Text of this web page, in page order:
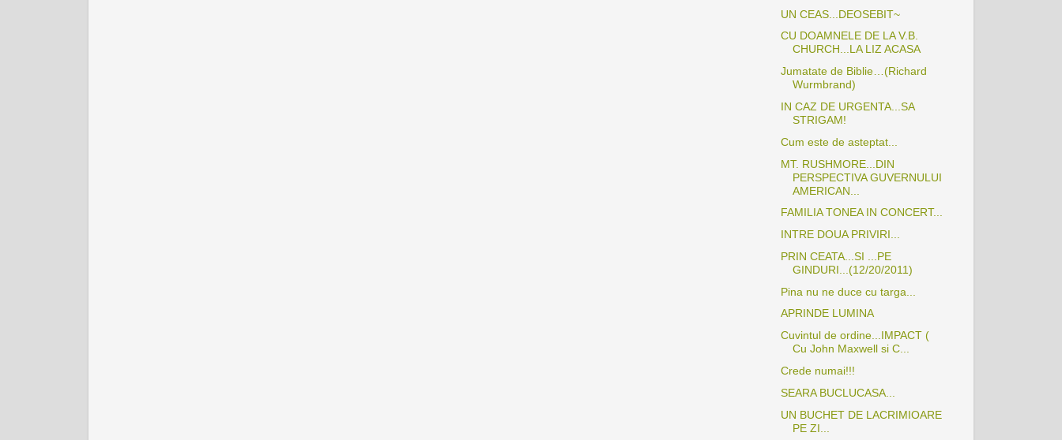
UN CEAS...DEOSEBIT~
CU DOAMNELE DE LA V.B.
CHURCH...LA LIZ ACASA
Jumatate de Biblie…(Richard
Wurmbrand)
IN CAZ DE URGENTA...SA
STRIGAM!
Cum este de asteptat...
MT. RUSHMORE...DIN
PERSPECTIVA GUVERNULUI
AMERICAN...
FAMILIA TONEA IN CONCERT...
INTRE DOUA PRIVIRI...
PRIN CEATA...SI ...PE
GINDURI...(12/20/2011)
Pina nu ne duce cu targa...
APRINDE LUMINA
Cuvintul de ordine...IMPACT (
Cu John Maxwell si C...
Crede numai!!!
SEARA BUCLUCASA...
UN BUCHET DE LACRIMIOARE
PE ZI...